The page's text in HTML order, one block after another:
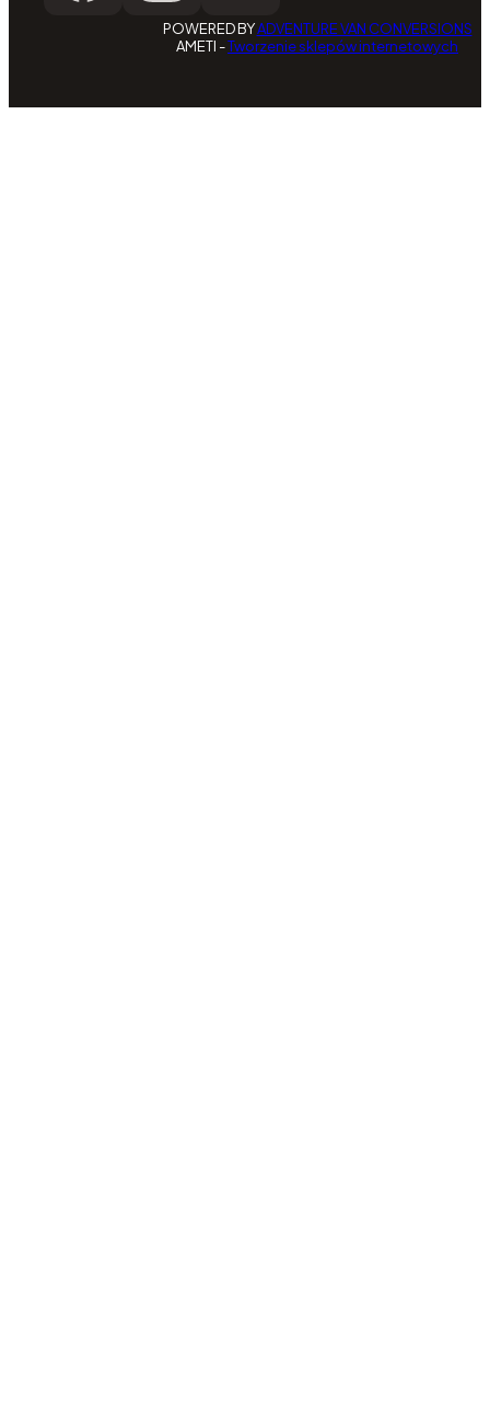
POWERED BYADVENTURE VAN CONVERSIONS
AMETI -Tworzenie sklepów internetowych